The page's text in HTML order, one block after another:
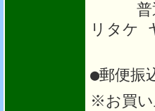
普通
リタケ
●郵便振
※お買い